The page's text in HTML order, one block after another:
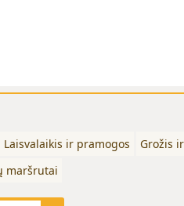
Laisvalaikis ir pramogos
Grožis
maršrutai